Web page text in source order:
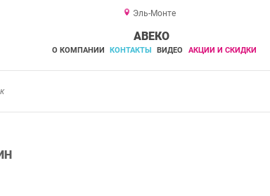
Эль-Монте
АВЕКО
О КОМПАНИИ КОНТАКТЫ ВИДЕО АКЦИИ И СКИДКИ